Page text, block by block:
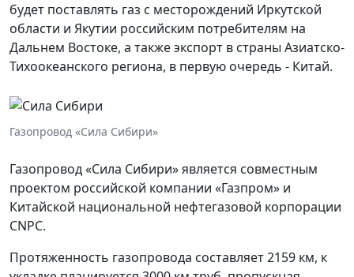
будет поставлять газ с месторождений Иркутской
области и Якутии российским потребителям на
Дальнем Востоке, а также экспорт в страны Азиатско-
Тихоокеанского региона, в первую очередь - Китай.
Газопровод «Сила Сибири»
Газопровод «Сила Сибири» является совместным
проектом российской компании «Газпром» и
Китайской национальной нефтегазовой корпорации
CNPC.
Протяженность газопровода составляет 2159 км, к